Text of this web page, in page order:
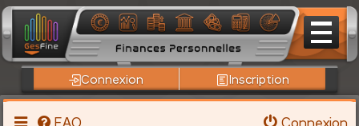
Connexion Inscription
FAQ
Connexion